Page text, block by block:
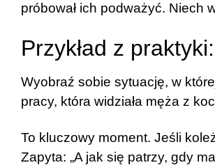
próbował ich podważyć. Niech
Przykład z
Wyobraź sobie sytuację, w
pracy, która widziała męża z
To kluczowy moment. Jeśli
Zapyta: „A jak się patrzy, gdy